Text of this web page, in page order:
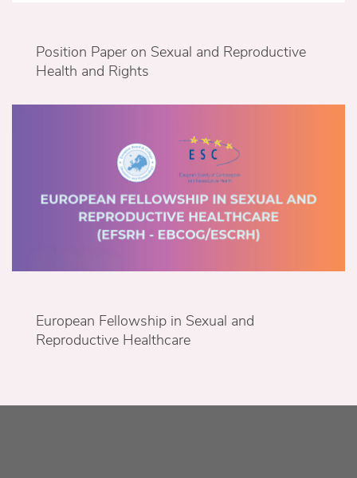
Position Paper on Sexual and Reproductive
Health and Rights
European Fellowship in Sexual and
Reproductive Healthcare